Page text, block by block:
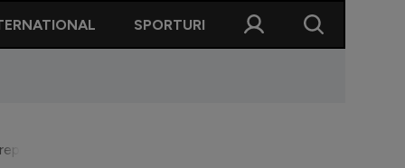
SPORTURI
către altă meserie”